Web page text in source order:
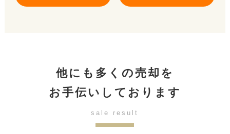
他にも多くの売却を
お手伝いしております
sale result